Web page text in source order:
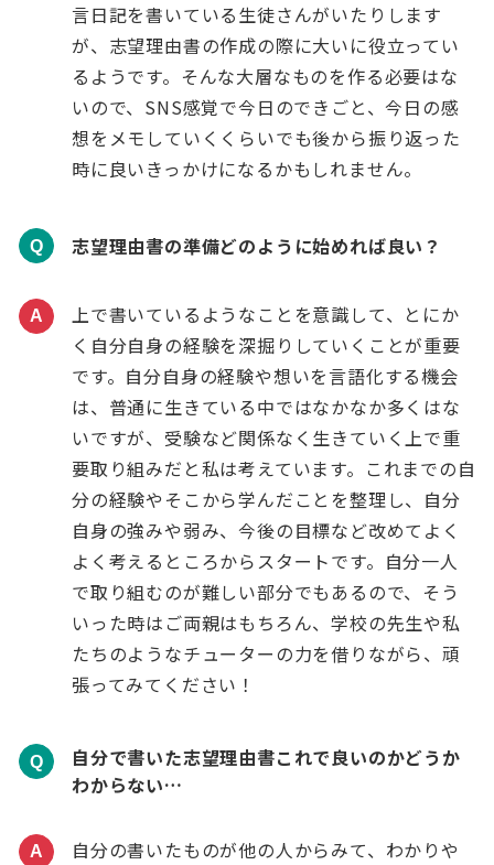
言日記を書いている生徒さんがいたりします
が、志望理由書の作成の際に大いに役立ってい
るようです。そんな大層なものを作る必要はな
いので、SNS感覚で今日のできごと、今日の感
想をメモしていくくらいでも後から振り返った
時に良いきっかけになるかもしれません。
Q 志望理由書の準備どのように始めれば良い？
A
上で書いているようなことを意識して、とにか
く自分自身の経験を深掘りしていくことが重要
です。自分自身の経験や想いを言語化する機会
は、普通に生きている中ではなかなか多くはな
いですが、受験など関係なく生きていく上で重
要取り組みだと私は考えています。これまでの自
分の経験やそこから学んだことを整理し、自分
自身の強みや弱み、今後の目標など改めてよく
よく考えるところからスタートです。自分一人
で取り組むのが難しい部分でもあるので、そう
いった時はご両親はもちろん、学校の先生や私
たちのようなチューターの力を借りながら、頑
張ってみてください！
Q
自分で書いた志望理由書これで良いのかどうか
わからない…
A
自分の書いたものが他の人からみて、わかりや